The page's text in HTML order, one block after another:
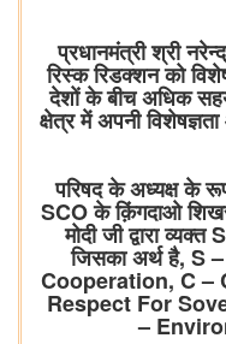
प्रधानमंत्री श्री
रिस्क रिडक्शन को
देशों के बीच अधिक
क्षेत्र में अपनी
परिषद के अध्यक्ष के
SCO के क़िंगदाओ
मोदी जी द्वारा
जिसका अर्थ है,
Cooperation, C –
Respect For
–